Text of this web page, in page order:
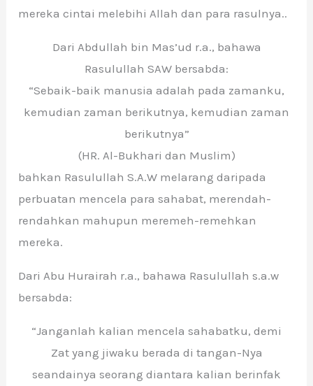
mereka cintai melebihi Allah dan para rasulnya..
Dari Abdullah bin Mas’ud r.a., bahawa
Rasulullah SAW bersabda:
“Sebaik-baik manusia adalah pada zamanku,
kemudian zaman berikutnya, kemudian zaman
berikutnya”
(HR. Al-Bukhari dan Muslim)
bahkan Rasulullah S.A.W melarang daripada
perbuatan mencela para sahabat, merendah-
rendahkan mahupun meremeh-remehkan
mereka.
Dari Abu Hurairah r.a., bahawa Rasulullah s.a.w
bersabda:
“Janganlah kalian mencela sahabatku, demi
Zat yang jiwaku berada di tangan-Nya
seandainya seorang diantara kalian berinfak